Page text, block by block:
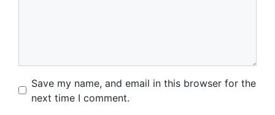
Name
Email
Website
Save my name, and email in this browser for the
next time I comment.